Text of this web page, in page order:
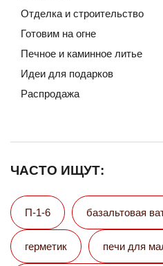
Отделка и строительство
Готовим на огне
Печное и каминное литье
Идеи для подарков
Распродажа
ЧАСТО ИЩУТ:
П-1-6 базальтовая
герметик печи для